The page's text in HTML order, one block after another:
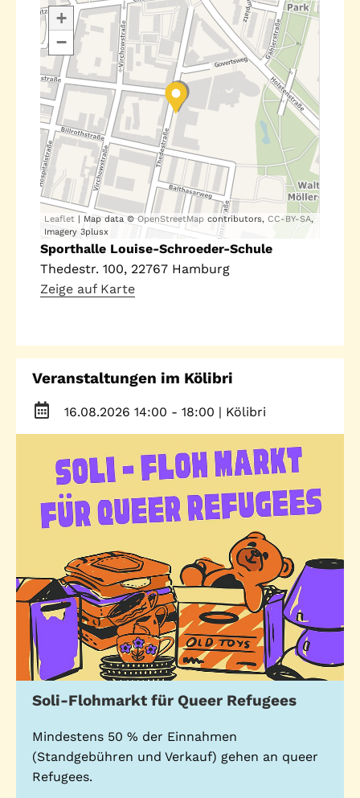
Standorte
Gemeinwesenarbeit
Raumvermietung
Auszeichnungen
Jobs + Praktika
Förderverein
Förderer
Leseförderung
Ferienprogramm
Beratung +
Unterstützung
starK
Behördenberatung
Big Point
Mieter helfern
Mietern
Familienberatung –
für Fragen zur
Erziehung
Stadtteil + Kultur
Kölibri
Stadtteilarbeit
Medienzentrum
Stadtteiltheater
Küchenkonzerte
GWA St. Pauli e.V.
Gemeinwesenarbeit | Kulturarbeit | Sozialarbeit
Telefon: (040) 319 36 23
Fax: (040) 410 98 87 57
info@gwa-stpauli.de
+
−
Leaflet | Map data ©OpenStreetMap contributors, CC-BY-SA,
Imagery 3plusx
Sporthalle Louise-Schroeder-Schule
Thedestr. 100, 22767 Hamburg
Zeige auf Karte
Veranstaltungen im Kölibri
16.08.2026 14:00 - 18:00 | Kölibri
Soli-Flohmarkt für Queer Refugees
Mindestens 50 % der Einnahmen
(Standgebühren und Verkauf) gehen an queer
Refugees.